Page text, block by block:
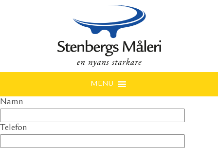
MENU
Namn
Telefon